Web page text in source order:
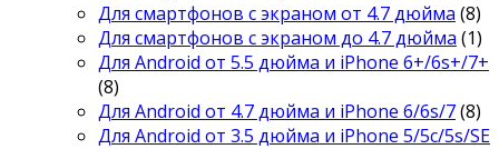
Для смартфонов с экраном от 4.7 дюйма (8)
Для смартфонов с экраном до 4.7 дюйма (1)
Для Android от 5.5 дюйма и iPhone 6+/6s+/7+
(8)
Для Android от 4.7 дюйма и iPhone 6/6s/7(8)
Для Android от 3.5 дюйма и iPhone 5/5c/5s/SE